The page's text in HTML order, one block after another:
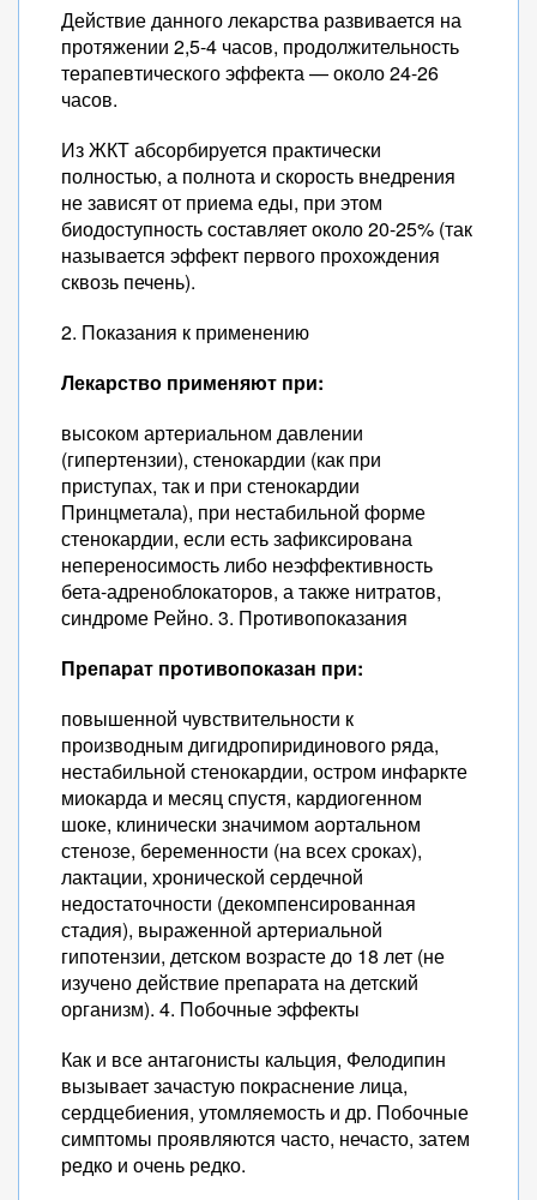
Действие данного лекарства развивается на
протяжении 2,5-4 часов, продолжительность
терапевтического эффекта — около 24-26
часов.
Из ЖКТ абсорбируется практически
полностью, а полнота и скорость внедрения
не зависят от приема еды, при этом
биодоступность составляет около 20-25% (так
называется эффект первого прохождения
сквозь печень).
2. Показания к применению
Лекарство применяют при:
высоком артериальном давлении
(гипертензии), стенокардии (как при
приступах, так и при стенокардии
Принцметала), при нестабильной форме
стенокардии, если есть зафиксирована
непереносимость либо неэффективность
бета-адреноблокаторов, а также нитратов,
синдроме Рейно. 3. Противопоказания
Препарат противопоказан при:
повышенной чувствительности к
производным дигидропиридинового ряда,
нестабильной стенокардии, остром инфаркте
миокарда и месяц спустя, кардиогенном
шоке, клинически значимом аортальном
стенозе, беременности (на всех сроках),
лактации, хронической сердечной
недостаточности (декомпенсированная
стадия), выраженной артериальной
гипотензии, детском возрасте до 18 лет (не
изучено действие препарата на детский
организм). 4. Побочные эффекты
Как и все антагонисты кальция, Фелодипин
вызывает зачастую покраснение лица,
сердцебиения, утомляемость и др. Побочные
симптомы проявляются часто, нечасто, затем
редко и очень редко.